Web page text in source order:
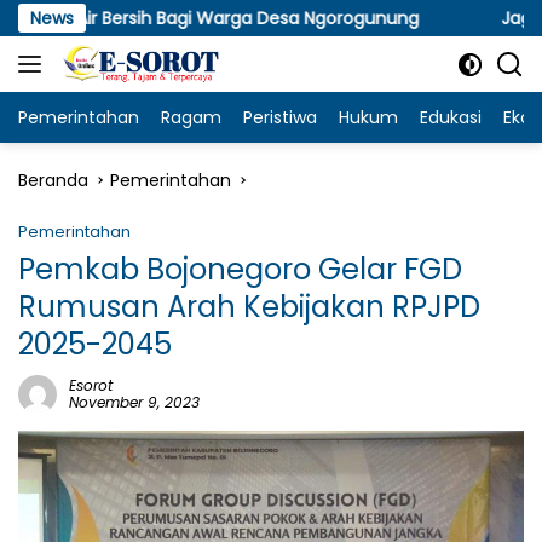
Langsung
ke
konten
NewsBagi Warga Desa Ngorogunung Jaga Kamtibmas
Pemerintahan Ragam Peristiwa Hukum Edukasi
Beranda Pemerintahan
Pemerintahan
Pemkab Bojonegoro Gelar FGD
Rumusan Arah Kebijakan RPJPD
2025-2045
Esorot
November 9, 2023